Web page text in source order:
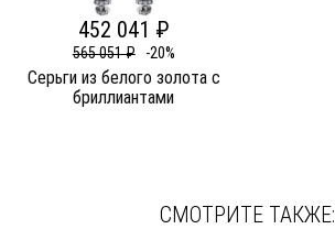
452 041 ₽
565 051 ₽ -20%
Серьги из белого золота c
бриллиантами
СМОТРИТЕ ТАКЖЕ: